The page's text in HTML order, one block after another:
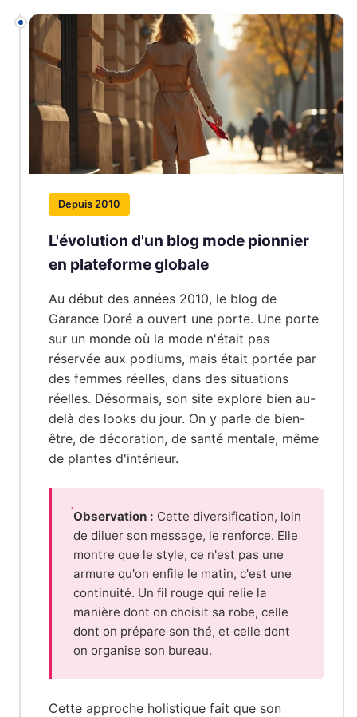
Depuis 2010
L'évolution d'un blog mode pionnier
en plateforme globale
Au début des années 2010, le blog de
Garance Doré a ouvert une porte. Une porte
sur un monde où la mode n'était pas
réservée aux podiums, mais était portée par
des femmes réelles, dans des situations
réelles. Désormais, son site explore bien au-
delà des looks du jour. On y parle de bien-
être, de décoration, de santé mentale, même
de plantes d'intérieur.
Observation : Cette diversification, loin
de diluer son message, le renforce. Elle
montre que le style, ce n'est pas une
armure qu'on enfile le matin, c'est une
continuité. Un fil rouge qui relie la
manière dont on choisit sa robe, celle
dont on prépare son thé, et celle dont
on organise son bureau.
Cette approche holistique fait que son